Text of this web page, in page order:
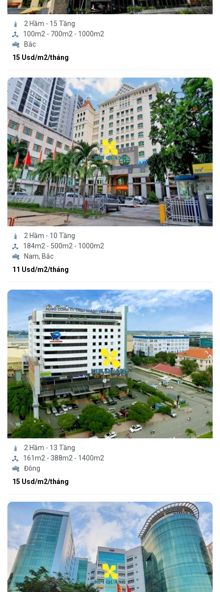
2 Hầm - 15 Tầng
100m2 - 700m2 - 1000m2
Bắc
15 Usd/m2/tháng
2 Hầm - 10 Tầng
184m2 - 500m2 - 1000m2
Nam, Bắc
11 Usd/m2/tháng
2 Hầm - 13 Tầng
161m2 - 388m2 - 1400m2
Đông
15 Usd/m2/tháng